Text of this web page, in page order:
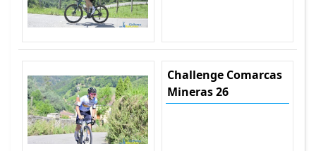
Challenge Comarcas
Mineras 26